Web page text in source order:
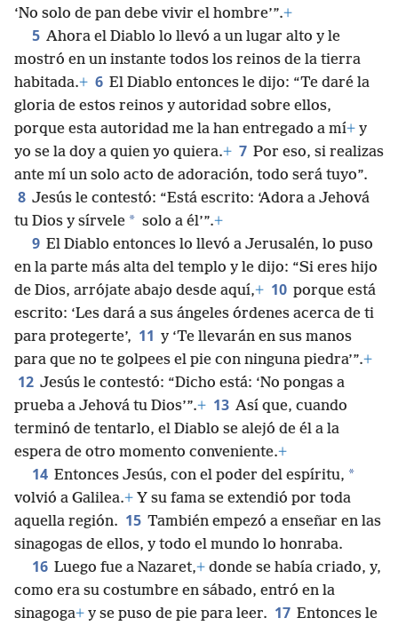
‘No solo de pan debe vivir el hombre’”.+
5 Ahora el Diablo lo llevó a un lugar alto y le
mostró en un instante todos los reinos de la tierra
habitada.+ 6 El Diablo entonces le dijo: “Te daré la
gloria de estos reinos y autoridad sobre ellos,
porque esta autoridad me la han entregado a mí+ y
yo se la doy a quien yo quiera.+ 7 Por eso, si realizas
ante mí un solo acto de adoración, todo será tuyo”.
8 Jesús le contestó: “Está escrito: ‘Adora a Jehová
tu Dios y sírvele * solo a él’”.+
9 El Diablo entonces lo llevó a Jerusalén, lo puso
en la parte más alta del templo y le dijo: “Si eres hijo
de Dios, arrójate abajo desde aquí,+ 10 porque está
escrito: ‘Les dará a sus ángeles órdenes acerca de ti
para protegerte’, 11 y ‘Te llevarán en sus manos
para que no te golpees el pie con ninguna piedra’”.+
12 Jesús le contestó: “Dicho está: ‘No pongas a
prueba a Jehová tu Dios’”.+ 13 Así que, cuando
terminó de tentarlo, el Diablo se alejó de él a la
espera de otro momento conveniente.+
14 Entonces Jesús, con el poder del espíritu, *
volvió a Galilea.+ Y su fama se extendió por toda
aquella región. 15 También empezó a enseñar en las
sinagogas de ellos, y todo el mundo lo honraba.
16 Luego fue a Nazaret,+ donde se había criado, y,
como era su costumbre en sábado, entró en la
sinagoga+ y se puso de pie para leer. 17 Entonces le